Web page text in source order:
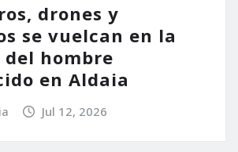
drones y
se vuelcan en la
del hombre
en Aldaia
Jul 12, 2026